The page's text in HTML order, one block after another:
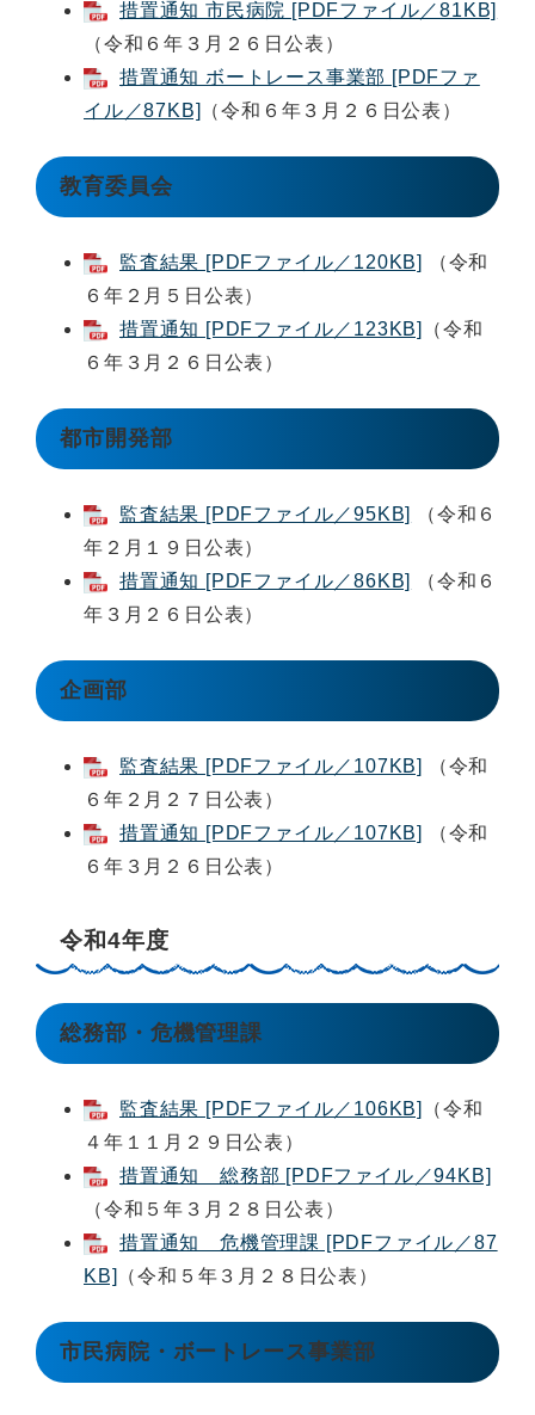
措置通知 市民病院 [PDFファイル／81KB]
（令和６年３月２６日公表）
措置通知 ボートレース事業部 [PDFファ
イル／87KB]
（令和６年３月２６日公表）
教育委員会
監査結果 [PDFファイル／120KB]
（令和
６年２月５日公表）
措置通知 [PDFファイル／123KB]
（令和
６年３月２６日公表）
都市開発部
監査結果 [PDFファイル／95KB]
（令和６
年２月１９日公表）
措置通知 [PDFファイル／86KB]
（令和６
年３月２６日公表）
企画部
監査結果 [PDFファイル／107KB]
（令和
６年２月２７日公表）
措置通知 [PDFファイル／107KB]
（令和
６年３月２６日公表）
令和4年度
総務部・危機管理課
監査結果 [PDFファイル／106KB]
（令和
４年１１月２９日公表）
措置通知 総務部 [PDFファイル／94KB]
（令和５年３月２８日公表）
措置通知 危機管理課 [PDFファイル／87
KB]
（令和５年３月２８日公表）
市民病院・ボートレース事業部